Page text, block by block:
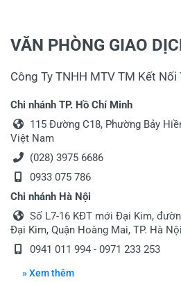
VĂN PHÒNG GIAO
Công Ty TNHH MTV TM Kết Nối
Chi nhánh TP. Hồ Chí Minh
115 Đường C18, Phường Bảy
Việt Nam
(028) 3975 6686
0933 075 786
Chi nhánh Hà Nội
Số L7-16 KĐT mới Đại Kim,
Đại Kim, Quận Hoàng Mai, TP. Hà
0941 011 994 - 0971 233 253
» Xem thêm